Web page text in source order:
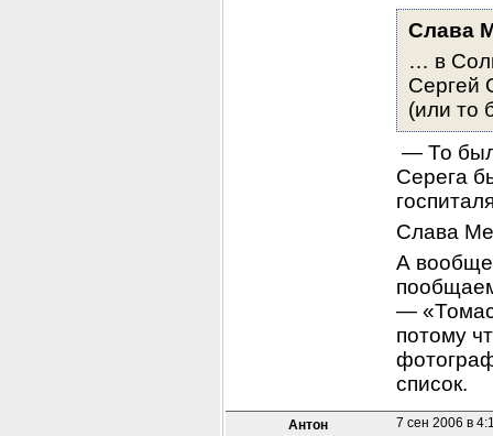
Слава
… в
Сергей
(или то
Серега
Слава
А
—
потому
список.
Антон 7 сен 2006 в